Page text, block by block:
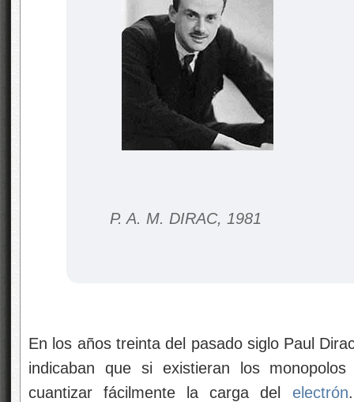
P. A. M. DIRAC, 1981
En los años treinta del pasado siglo Paul
indicaban que si existieran los
cuantizar fácilmente la carga del electrón